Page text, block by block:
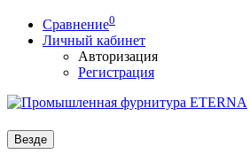
Сравнение0
Личный кабинет
Авторизация
Регистрация
Везде